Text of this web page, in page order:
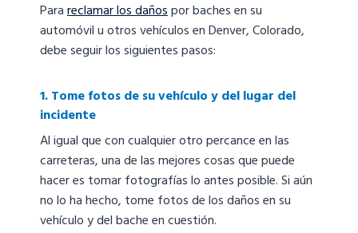
Parareclamar los dañospor baches en su
automóvil u otros vehículos en Denver, Colorado,
debe seguir los siguientes pasos:
1. Tome fotos de su vehículo y del lugar del
incidente
Al igual que con cualquier otro percance en las
carreteras, una de las mejores cosas que puede
hacer es tomar fotografías lo antes posible. Si aún
no lo ha hecho, tome fotos de los daños en su
vehículo y del bache en cuestión.